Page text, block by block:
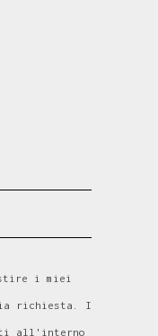
i miei
richiesta. I
all'interno